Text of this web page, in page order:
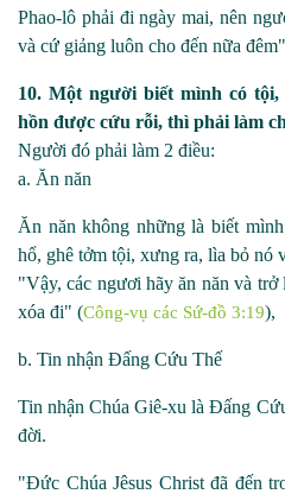
Phao-lô phải đi ngày mai, nên
và cứ giảng luôn cho đến nữa đêm"
10. Một người biết mình có
hồn được cứu rỗi, thì phải làm
Người đó phải làm 2 điều:
a. Ăn năn
Ăn năn không những là biết
hổ, ghê tởm tội, xưng ra, lìa bỏ nó
"Vậy, các ngươi hãy ăn năn và
xóa đi" (Công-vụ các Sứ-đồ 3:19),
b. Tin nhận Đấng Cứu Thế
Tin nhận Chúa Giê-xu là Đấng
đời.
"Đức Chúa Jêsus Christ đã đến